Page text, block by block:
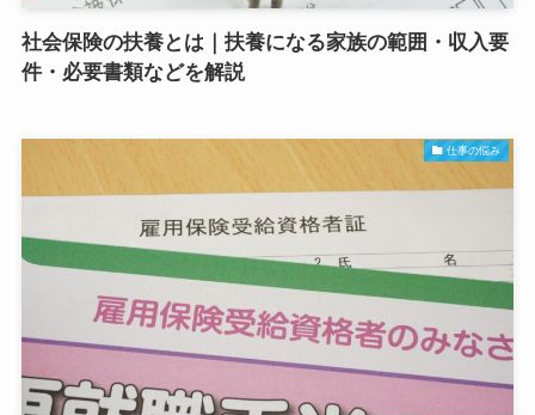
社会保険の扶養とは｜扶養になる家族の範囲・収入要
件・必要書類などを解説
仕事の悩み